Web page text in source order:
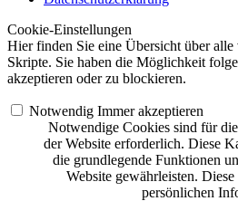
Cookie-Einstellungen
Hier finden Sie eine Übersicht über
Skripte. Sie haben die Möglichkeit
akzeptieren oder zu blockieren.
Notwendig Immer akzeptieren
Notwendige Cookies sind für
der Website erforderlich. Diese
die grundlegende Funktionen
Website gewährleisten.
persönlichen